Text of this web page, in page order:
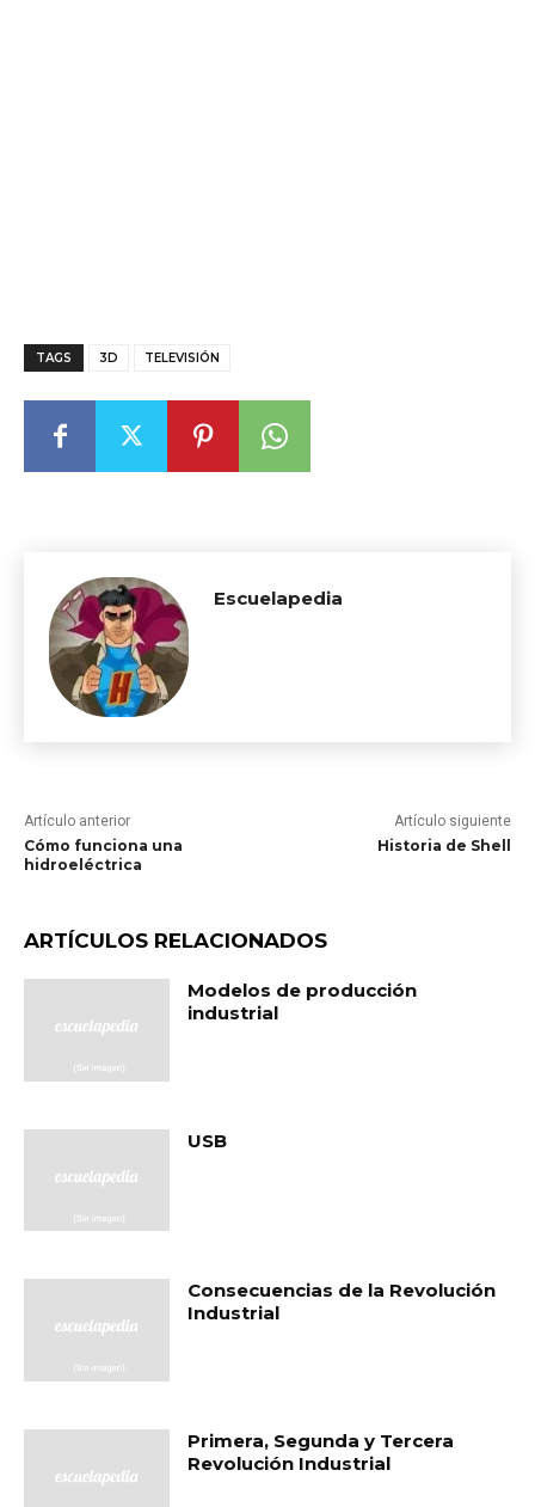
TAGS 3D TELEVISIÓN
Escuelapedia
Artículo anterior
Cómo funciona una
hidroeléctrica
Artículo siguiente
Historia de Shell
ARTÍCULOS RELACIONADOS
Modelos de producción
industrial
USB
Consecuencias de la Revolución
Industrial
Primera, Segunda y Tercera
Revolución Industrial